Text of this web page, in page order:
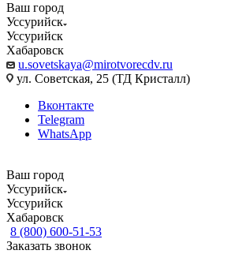
Ваш город
Уссурийск
Уссурийск
Хабаровск
u.sovetskaya@mirotvorecdv.ru
ул. Советская, 25 (ТД Кристалл)
Вконтакте
Telegram
WhatsApp
Ваш город
Уссурийск
Уссурийск
Хабаровск
8 (800) 600-51-53
Заказать звонок